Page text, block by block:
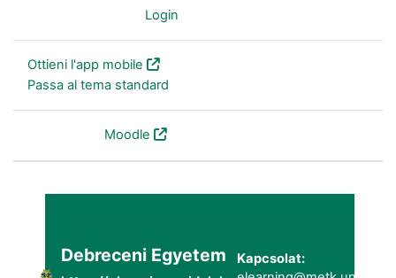
Login
Ottieni l'app mobile
Passa al tema standard
Moodle
Debreceni Egyetem
Kapcsolat: